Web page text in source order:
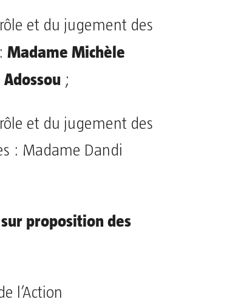
et du jugement des
Madame Michèle
;
et du jugement des
: Madame Dandi
proposition des
l’Action